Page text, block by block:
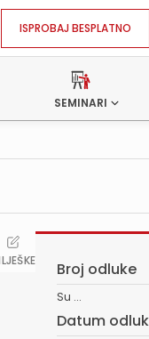
ISPROBAJ BESPLATNO
SEMINARI
Broj odluke
Su ...
Datum